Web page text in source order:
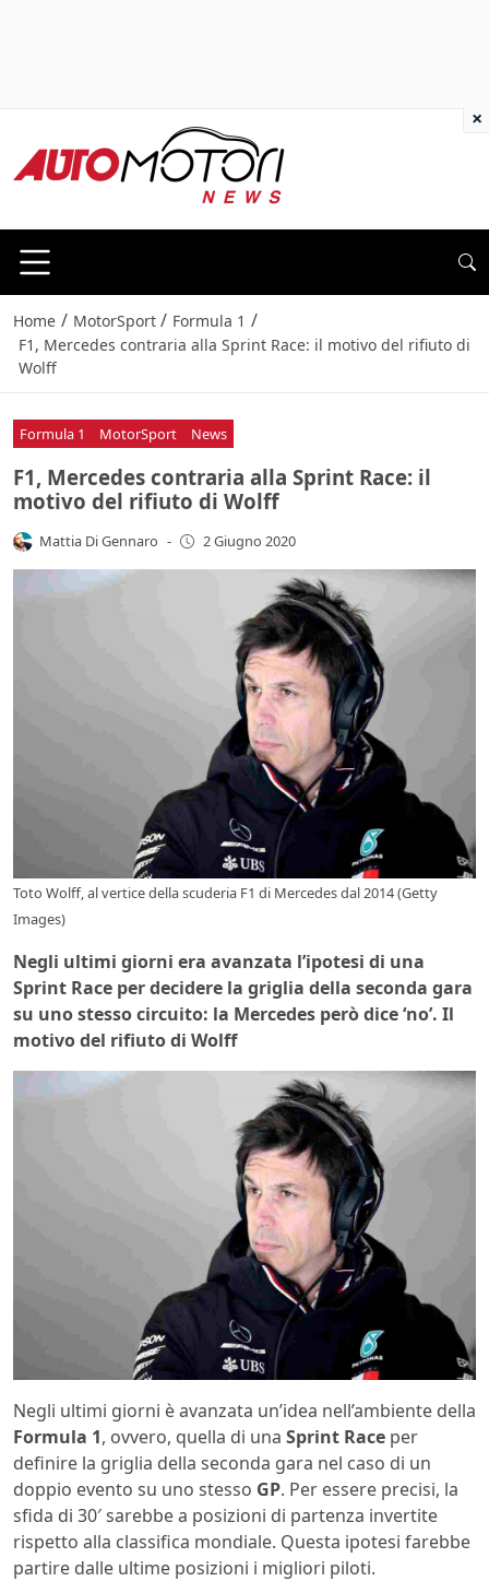
Home / MotorSport / Formula 1 /
F1, Mercedes contraria alla Sprint Race: il motivo del rifiuto di
Wolff
Formula 1 MotorSport News
F1, Mercedes contraria alla Sprint Race: il
motivo del rifiuto di Wolff
Mattia Di Gennaro - 2 Giugno 2020
Toto Wolff, al vertice della scuderia F1 di Mercedes dal 2014 (Getty
Images)
Negli ultimi giorni era avanzata l’ipotesi di una
Sprint Race per decidere la griglia della seconda gara
su uno stesso circuito: la Mercedes però dice ‘no’. Il
motivo del rifiuto di Wolff
Negli ultimi giorni è avanzata un’idea nell’ambiente della
Formula 1, ovvero, quella di una Sprint Race per
definire la griglia della seconda gara nel caso di un
doppio evento su uno stesso GP. Per essere precisi, la
sfida di 30′ sarebbe a posizioni di partenza invertite
rispetto alla classifica mondiale. Questa ipotesi farebbe
partire dalle ultime posizioni i migliori piloti.
×